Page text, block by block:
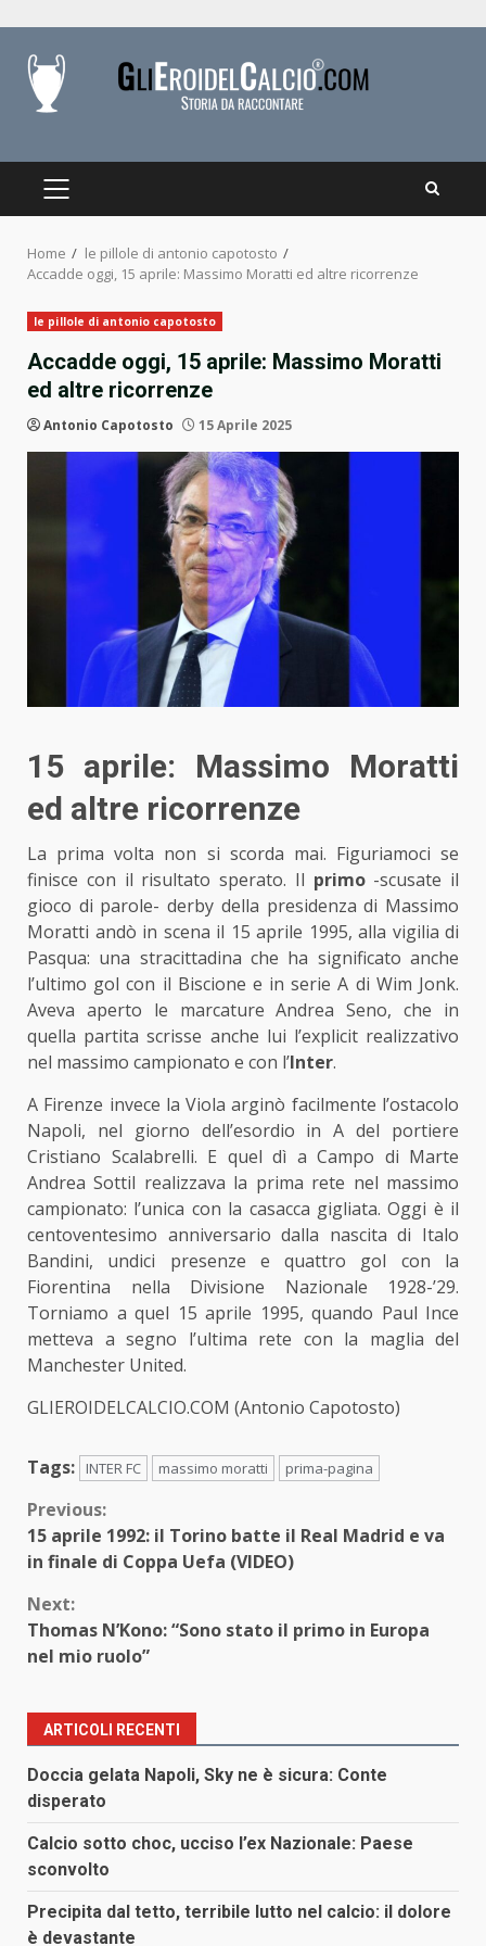
content
PRIMARY
Home
le pillole di antonio capotosto
Accadde oggi, 15 aprile: Massimo Moratti ed altre ricorrenze
le pillole di antonio capotosto
Accadde oggi, 15 aprile: Massimo Moratti
ed altre ricorrenze
Antonio Capotosto 15 Aprile 2025
15 aprile: Massimo Moratti
ed altre ricorrenze
La prima volta non si scorda mai. Figuriamoci se
finisce con il risultato sperato. Il primo-scusate il
gioco di parole- derby della presidenza di Massimo
Moratti andò in scena il 15 aprile 1995, alla vigilia di
Pasqua: una stracittadina che ha significato anche
l’ultimo gol con il Biscione e in serie A di Wim Jonk.
Aveva aperto le marcature Andrea Seno, che in
quella partita scrisse anche lui l’explicit realizzativo
nel massimo campionato e con l’Inter.
A Firenze invece la Viola arginò facilmente l’ostacolo
Napoli, nel giorno dell’esordio in A del portiere
Cristiano Scalabrelli. E quel dì a Campo di Marte
Andrea Sottil realizzava la prima rete nel massimo
campionato: l’unica con la casacca gigliata. Oggi è il
centoventesimo anniversario dalla nascita di Italo
Bandini, undici presenze e quattro gol con la
Fiorentina nella Divisione Nazionale 1928-’29.
Torniamo a quel 15 aprile 1995, quando Paul Ince
metteva a segno l’ultima rete con la maglia del
Manchester United.
GLIEROIDELCALCIO.COM (Antonio Capotosto)
Tags: INTER FC massimo moratti prima-pagina
Continue
Reading
Previous:
15 aprile 1992: il Torino batte il Real Madrid e va
in finale di Coppa Uefa (VIDEO)
Next:
Thomas N’Kono: “Sono stato il primo in Europa
nel mio ruolo”
ARTICOLI RECENTI
Doccia gelata Napoli, Sky ne è sicura: Conte
disperato
Calcio sotto choc, ucciso l’ex Nazionale: Paese
sconvolto
Precipita dal tetto, terribile lutto nel calcio: il dolore
è devastante